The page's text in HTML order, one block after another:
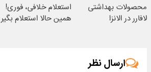
محصولات بهداشتی
لافارر در الانزا
استعلام خلافی، فوری!
همین حالا استعلام بگیر
ارسال نظر